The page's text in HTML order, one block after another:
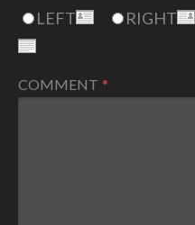
LEFT RIGHT
COMMENT